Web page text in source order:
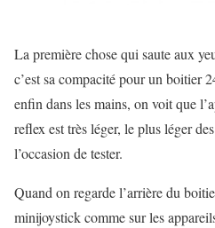
La première chose qui saute aux
c’est sa compacité pour un boitier
enfin dans les mains, on voit que
reflex est très léger, le plus léger des
l’occasion de tester.
Quand on regarde l’arrière du
minijoystick comme sur les